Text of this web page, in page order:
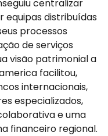
centralizar
equipas distribuídas
processos
de serviços
visão patrimonial a
facilitou,
internacionais,
especializados,
e uma
financeiro regional.